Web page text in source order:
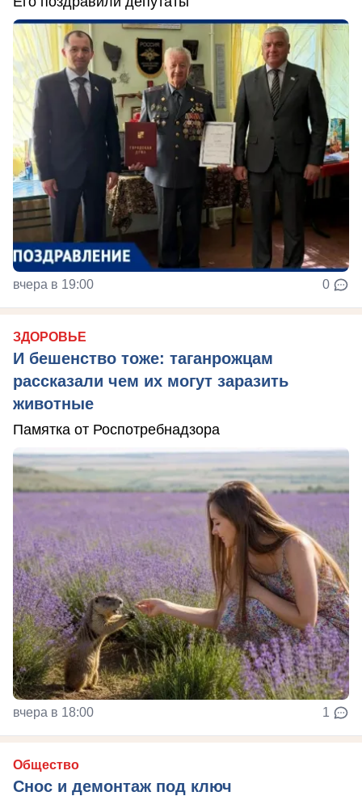
вчера в 19:00 0
ЗДОРОВЬЕ
И бешенство тоже: таганрожцам
рассказали чем их могут заразить
животные
Памятка от Роспотребнадзора
вчера в 18:00 1
Общество
Снос и демонтаж под ключ